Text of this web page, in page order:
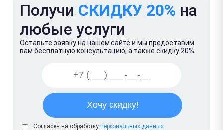
Получи СКИДКУ 20% на
любые услуги
Оставьте заявку на нашем сайте и мы предоставим
вам бесплатную консультацию, а также скидку 20%
Согласен на обработку персональных данных